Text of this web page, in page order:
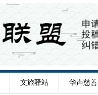
文旅驿站 华声慈善